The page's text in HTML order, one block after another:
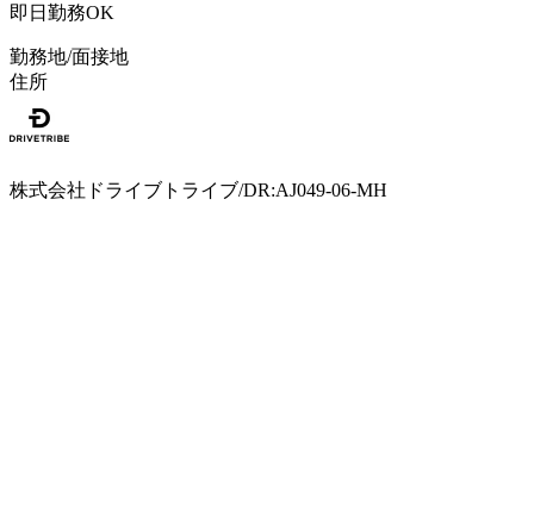
即日勤務OK
勤務地/面接地
住所
株式会社ドライブトライブ/DR:AJ049-06-MH